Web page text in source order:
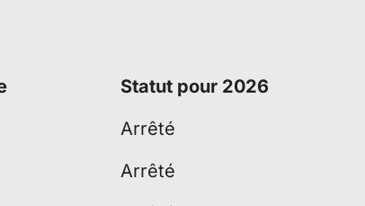
Statut pour 2026
Arrêté
Arrêté